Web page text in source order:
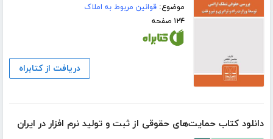
موضوع:قوانین مربوط به املاک
۱۲۴ صفحه
دریافت از کتابراه
دانلود کتاب حمایت‌های حقوقی از ثبت و تولید نرم‌ افزار در ایران